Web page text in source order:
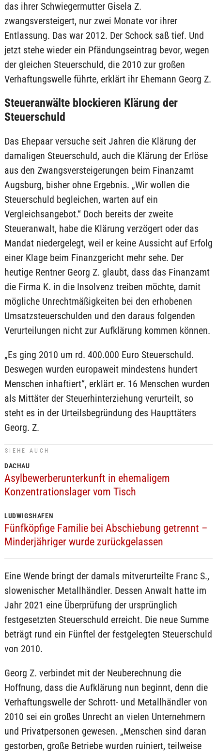
das ihrer Schwiegermutter Gisela Z.
zwangsversteigert, nur zwei Monate vor ihrer
Entlassung. Das war 2012. Der Schock saß tief. Und
jetzt stehe wieder ein Pfändungseintrag bevor, wegen
der gleichen Steuerschuld, die 2010 zur großen
Verhaftungswelle führte, erklärt ihr Ehemann Georg Z.
Steueranwälte blockieren Klärung der
Steuerschuld
Das Ehepaar versuche seit Jahren die Klärung der
damaligen Steuerschuld, auch die Klärung der Erlöse
aus den Zwangsversteigerungen beim Finanzamt
Augsburg, bisher ohne Ergebnis. „Wir wollen die
Steuerschuld begleichen, warten auf ein
Vergleichsangebot.“ Doch bereits der zweite
Steueranwalt, habe die Klärung verzögert oder das
Mandat niedergelegt, weil er keine Aussicht auf Erfolg
einer Klage beim Finanzgericht mehr sehe. Der
heutige Rentner Georg Z. glaubt, dass das Finanzamt
die Firma K. in die Insolvenz treiben möchte, damit
mögliche Unrechtmäßigkeiten bei den erhobenen
Umsatzsteuerschulden und den daraus folgenden
Verurteilungen nicht zur Aufklärung kommen können.
„Es ging 2010 um rd. 400.000 Euro Steuerschuld.
Deswegen wurden europaweit mindestens hundert
Menschen inhaftiert“, erklärt er. 16 Menschen wurden
als Mittäter der Steuerhinterziehung verurteilt, so
steht es in der Urteilsbegründung des Haupttäters
Georg. Z.
SIEHE AUCH
DACHAU
Asylbewerberunterkunft in ehemaligem
Konzentrationslager vom Tisch
LUDWIGSHAFEN
Fünfköpfige Familie bei Abschiebung getrennt –
Minderjähriger wurde zurückgelassen
Eine Wende bringt der damals mitverurteilte Franc S.,
slowenischer Metallhändler. Dessen Anwalt hatte im
Jahr 2021 eine Überprüfung der ursprünglich
festgesetzten Steuerschuld erreicht. Die neue Summe
beträgt rund ein Fünftel der festgelegten Steuerschuld
von 2010.
Georg Z. verbindet mit der Neuberechnung die
Hoffnung, dass die Aufklärung nun beginnt, denn die
Verhaftungswelle der Schrott- und Metallhändler von
2010 sei ein großes Unrecht an vielen Unternehmern
und Privatpersonen gewesen. „Menschen sind daran
gestorben, große Betriebe wurden ruiniert, teilweise